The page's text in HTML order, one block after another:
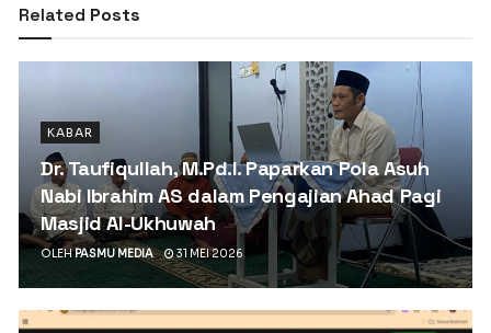
Related Posts
KABAR
Dr. Taufiqullah, M.Pd.I. Paparkan Pola Asuh
Nabi Ibrahim AS dalam Pengajian Ahad Pagi
Masjid Al-Ukhuwah
OLEHPASMU MEDIA 31 MEI 2026